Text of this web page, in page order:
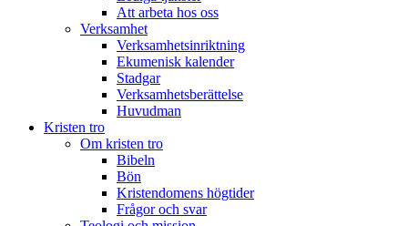
Att arbeta hos oss
Verksamhet
Verksamhetsinriktning
Ekumenisk kalender
Stadgar
Verksamhetsberättelse
Huvudman
Kristen tro
Om kristen tro
Bibeln
Bön
Kristendomens högtider
Frågor och svar